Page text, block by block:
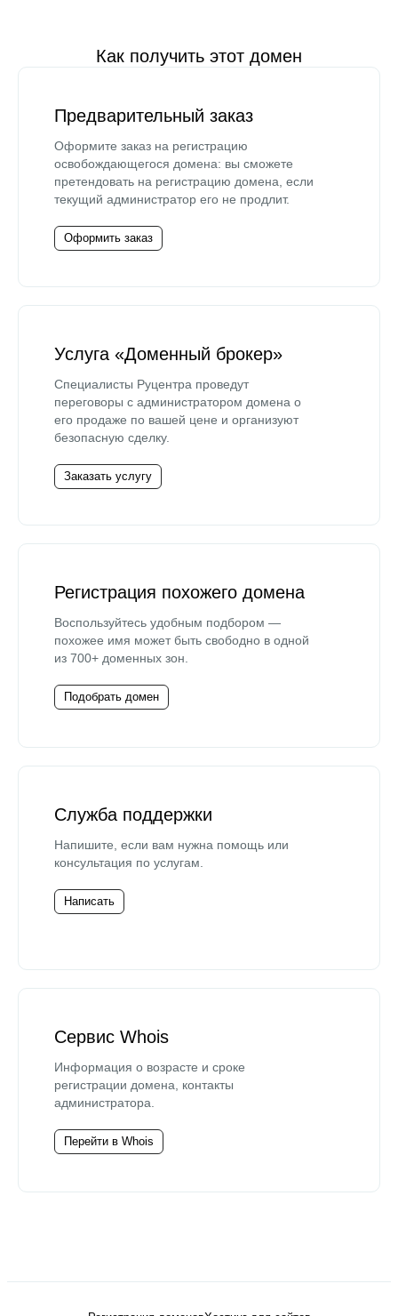
Как получить этот домен
Предварительный заказ
Оформите заказ на регистрацию
освобождающегося домена: вы сможете
претендовать на регистрацию домена, если
текущий администратор его не продлит.
Оформить заказ
Услуга «Доменный брокер»
Специалисты Руцентра проведут
переговоры с администратором домена о
его продаже по вашей цене и организуют
безопасную сделку.
Заказать услугу
Регистрация похожего домена
Воспользуйтесь удобным подбором —
похожее имя может быть свободно в одной
из 700+ доменных зон.
Подобрать домен
Служба поддержки
Напишите, если вам нужна помощь или
консультация по услугам.
Написать
Сервис Whois
Информация о возрасте и сроке
регистрации домена, контакты
администратора.
Перейти в Whois